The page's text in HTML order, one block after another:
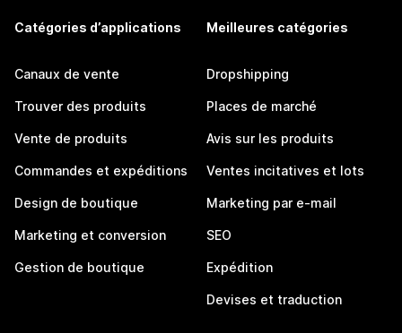
Catégories d’applications
Canaux de vente
Trouver des produits
Vente de produits
Commandes et expéditions
Design de boutique
Marketing et conversion
Gestion de boutique
Meilleures catégories
Dropshipping
Places de marché
Avis sur les produits
Ventes incitatives et lots
Marketing par e-mail
SEO
Expédition
Devises et traduction